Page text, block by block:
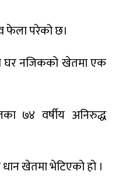
फेला परेको छ।
घर नजिकको खेतमा एक
७४ वर्षीय अनिरुद्ध
खेतमा भेटिएको हो ।